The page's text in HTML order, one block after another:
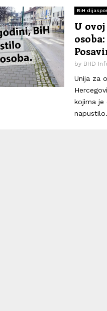
BiH
U
by BHD
Unija za
kojima je